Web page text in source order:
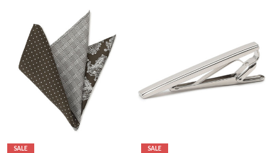
SALE SALE